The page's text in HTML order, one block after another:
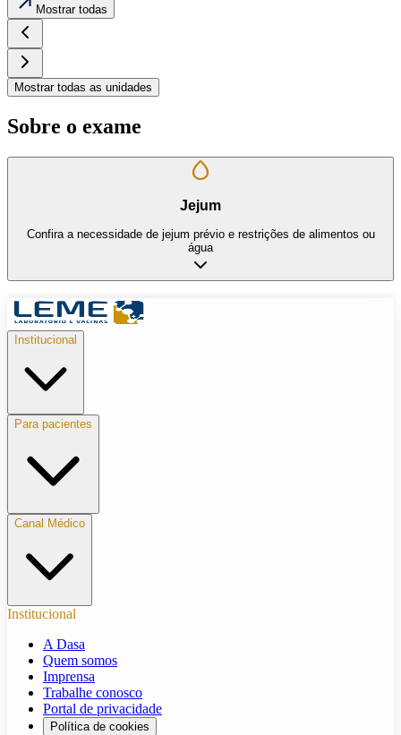
Mostrar todas
Mostrar todas as unidades
Sobre o exame
Jejum
Confira a necessidade de jejum prévio e restrições de alimentos ou
água
Institucional
Para pacientes
Canal Médico
Institucional
A Dasa
Quem somos
Imprensa
Trabalhe conosco
Portal de privacidade
Política de cookies